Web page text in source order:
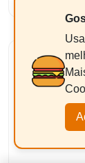
PIRELLI
225/35R19